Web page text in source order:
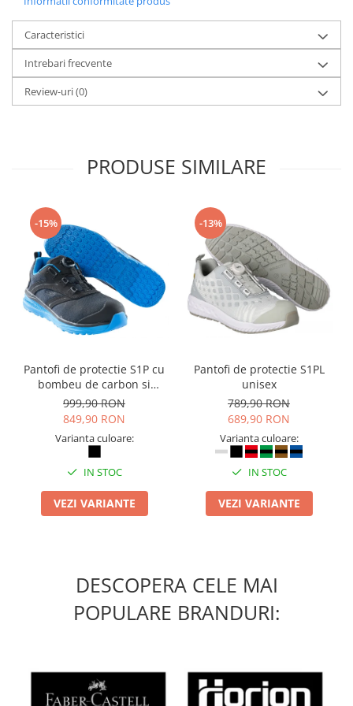
Caracteristici
Intrebari frecvente
Review-uri(0)
PRODUSE SIMILARE
-15%
Pantofi de protectie S1P cu
bombeu de carbon si
inchidere BOAÂ® Fit
999,90 RON
849,90 RON
Varianta culoare:
IN STOC
VEZI VARIANTE
-13%
Pantofi de protectie S1PL
unisex
789,90 RON
689,90 RON
Varianta culoare:
IN STOC
VEZI VARIANTE
DESCOPERA CELE MAI
POPULARE BRANDURI: